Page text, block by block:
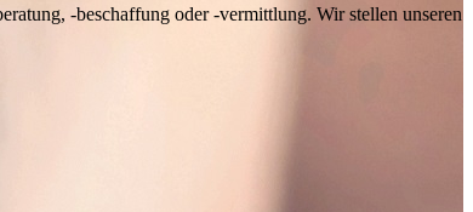
-beschaffung oder -vermittlung. Wir stellen unseren